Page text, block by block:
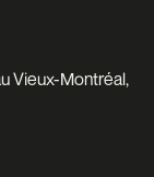
Vieux-Montréal,